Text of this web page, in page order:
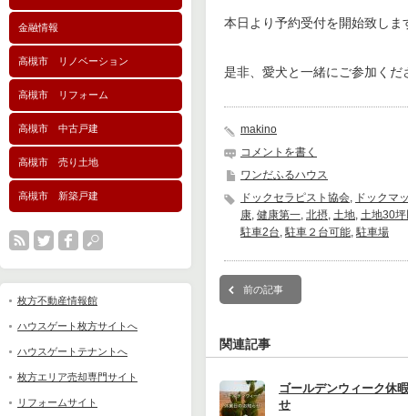
金融情報
高槻市 リノベーション
高槻市 リフォーム
高槻市 中古戸建
高槻市 売り土地
高槻市 新築戸建
枚方不動産情報館
ハウスゲート枚方サイトへ
ハウスゲートテナントへ
枚方エリア売却専門サイト
リフォームサイト
本日より予約受付を開始致しま
是非、愛犬と一緒にご参加くだ
makino
コメントを書く
ワンだふるハウス
ドックセラピスト協会, ドックマ
康, 健康第一, 北摂, 土地, 土地30
駐車2台,駐車２台可能,駐車場
前の記事
関連記事
ゴールデンウィーク休
せ